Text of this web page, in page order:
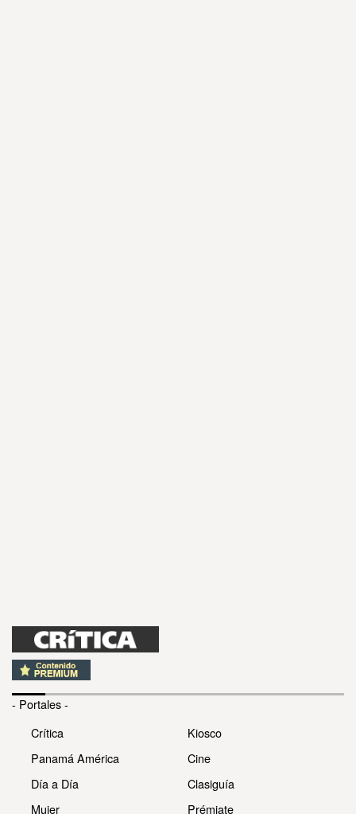
- Portales -
Crítica
Panamá América
Día a Día
Mujer
Kiosco
Cine
Clasiguía
Prémiate